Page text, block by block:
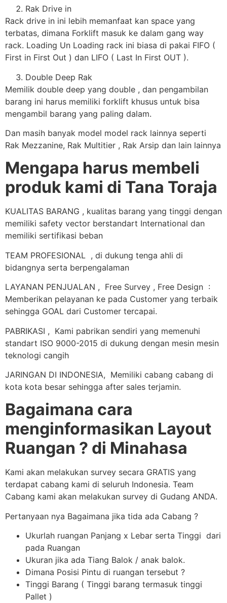
Rak Drive in
Rack drive in ini lebih memanfaat kan space yang
terbatas, dimana Forklift masuk ke dalam gang way
rack. Loading Un Loading rack ini biasa di pakai FIFO (
First in First Out ) dan LIFO ( Last In First OUT ).
Double Deep Rak
Memilik double deep yang double , dan pengambilan
barang ini harus memiliki forklift khusus untuk bisa
mengambil barang yang paling dalam.
Dan masih banyak model model rack lainnya seperti
Rak Mezzanine, Rak Multitier , Rak Arsip dan lain lainnya
Mengapa harus membeli
produk kami di Tana Toraja
KUALITAS BARANG , kualitas barang yang tinggi dengan
memiliki safety vector berstandart International dan
memiliki sertifikasi beban
TEAM PROFESIONAL , di dukung tenga ahli di
bidangnya serta berpengalaman
LAYANAN PENJUALAN , Free Survey , Free Design :
Memberikan pelayanan ke pada Customer yang terbaik
sehingga GOAL dari Customer tercapai.
PABRIKASI , Kami pabrikan sendiri yang memenuhi
standart ISO 9000-2015 di dukung dengan mesin mesin
teknologi cangih
JARINGAN DI INDONESIA, Memiliki cabang cabang di
kota kota besar sehingga after sales terjamin.
Bagaimana cara
menginformasikan Layout
Ruangan ? di Minahasa
Kami akan melakukan survey secara GRATIS yang
terdapat cabang kami di seluruh Indonesia. Team
Cabang kami akan melakukan survey di Gudang ANDA.
Pertanyaan nya Bagaimana jika tida ada Cabang ?
Ukurlah ruangan Panjang x Lebar serta Tinggi dari
pada Ruangan
Ukuran jika ada Tiang Balok / anak balok.
Dimana Posisi Pintu di ruangan tersebut ?
Tinggi Barang ( Tinggi barang termasuk tinggi
Pallet )